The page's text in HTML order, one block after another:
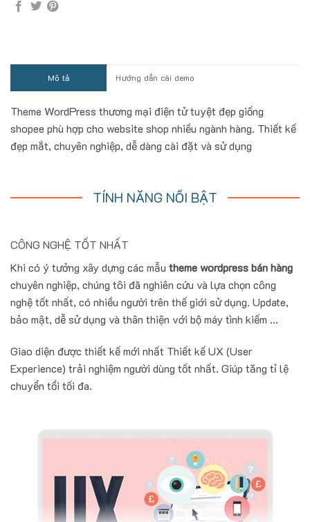
Mô tả Hướng dẫn cài demo
Theme WordPress thương mại điện tử tuyệt đẹp giống
shopee phù hợp cho website shop nhiều ngành hàng. Thiết kế
đẹp mắt, chuyên nghiệp, dễ dàng cài đặt và sử dụng
TÍNH NĂNG NỔI BẬT
CÔNG NGHỆ TỐT NHẤT
Khi có ý tưởng xây dựng các mẫu theme wordpress bán hàng
chuyên nghiệp, chúng tôi đã nghiên cứu và lựa chọn công
nghệ tốt nhất, có nhiều người trên thế giới sử dụng. Update,
bảo mật, dễ sử dụng và thân thiện với bộ máy tình kiếm ...
Giao diện được thiết kế mới nhất Thiết kế UX (User
Experience) trải nghiệm người dùng tốt nhất. Giúp tăng tỉ lệ
chuyển tổi tối đa.